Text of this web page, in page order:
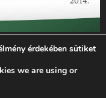
évi működésének
sz. támogatási
támogatta az
érdekében sütiket
we are using or